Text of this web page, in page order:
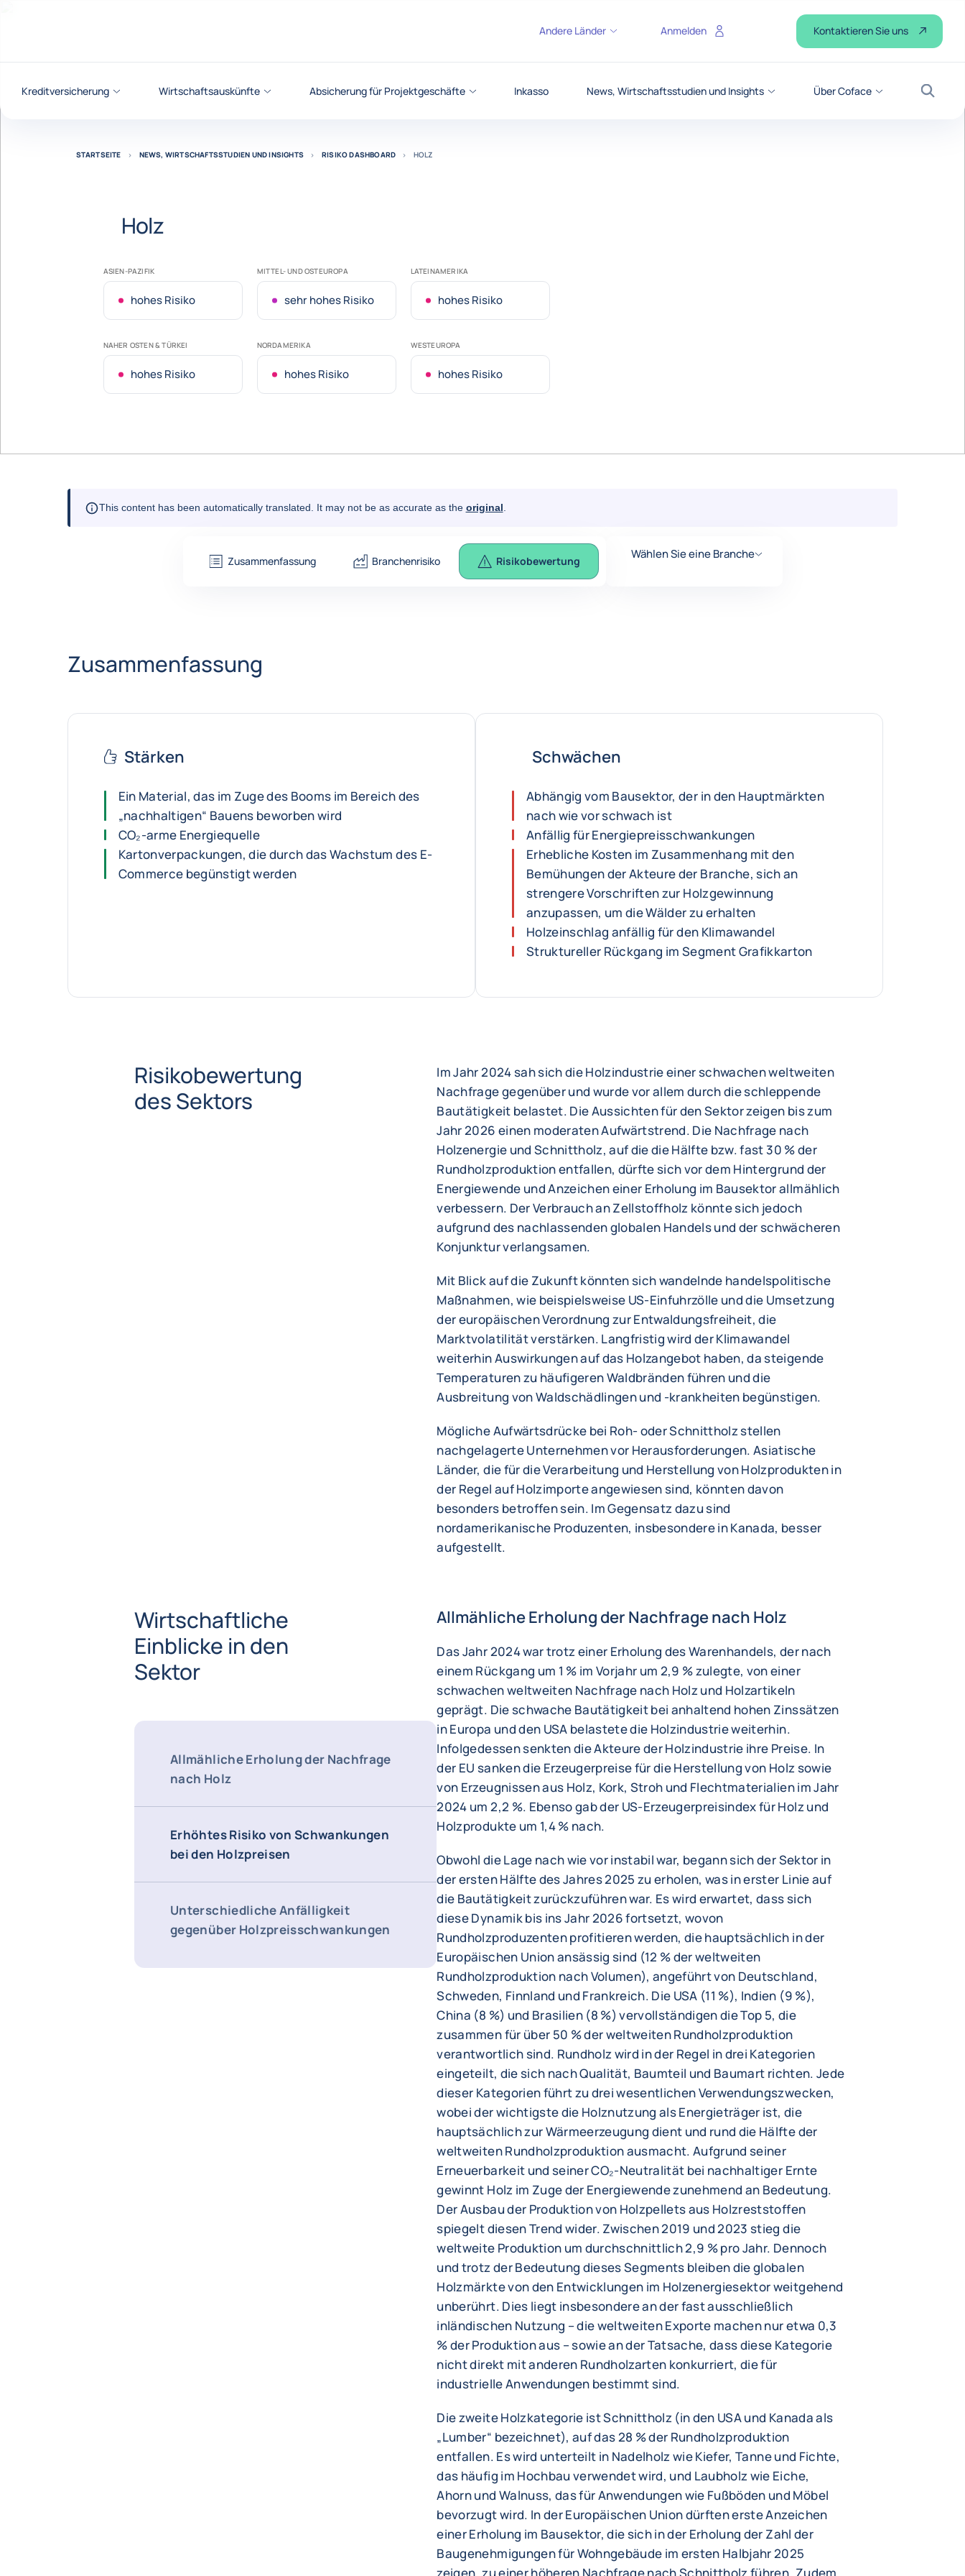
Kreditversicherung Wirtschaftsauskünfte Absicherung für Projektgeschäfte Inkasso News, Wirtschaftsstudien und Insights Über Coface
Suche
Andere Länder Anmelden Kontaktieren Sie uns
STARTSEITE NEWS, WIRTSCHAFTSSTUDIEN UND INSIGHTS RISIKO DASHBOARD HOLZ
Holz
ASIEN-PAZIFIK
hohes Risiko
MITTEL- UND OSTEUROPA
sehr hohes Risiko
LATEINAMERIKA
hohes Risiko
NAHER OSTEN & TÜRKEI
hohes Risiko
NORDAMERIKA
hohes Risiko
WESTEUROPA
hohes Risiko
This content has been automatically translated. It may not be as accurate as the original
Zusammenfassung Branchenrisiko Risikobewertung Wählen Sie eine Branche
Zusammenfassung
Stärken
Ein Material, das im Zuge des Booms im Bereich des
„nachhaltigen“ Bauens beworben wird
CO₂-arme Energiequelle
Kartonverpackungen, die durch das Wachstum des E-
Commerce begünstigt werden
Schwächen
Abhängig vom Bausektor, der in den Hauptmärkten
nach wie vor schwach ist
Anfällig für Energiepreisschwankungen
Erhebliche Kosten im Zusammenhang mit den
Bemühungen der Akteure der Branche, sich an
strengere Vorschriften zur Holzgewinnung
anzupassen, um die Wälder zu erhalten
Holzeinschlag anfällig für den Klimawandel
Struktureller Rückgang im Segment Grafikkarton
Risikobewertung
des Sektors
Im Jahr 2024 sah sich die Holzindustrie einer schwachen weltweiten
Nachfrage gegenüber und wurde vor allem durch die schleppende
Bautätigkeit belastet. Die Aussichten für den Sektor zeigen bis zum
Jahr 2026 einen moderaten Aufwärtstrend. Die Nachfrage nach
Holzenergie und Schnittholz, auf die die Hälfte bzw. fast 30 % der
Rundholzproduktion entfallen, dürfte sich vor dem Hintergrund der
Energiewende und Anzeichen einer Erholung im Bausektor allmählich
verbessern. Der Verbrauch an Zellstoffholz könnte sich jedoch
aufgrund des nachlassenden globalen Handels und der schwächeren
Konjunktur verlangsamen.
Mit Blick auf die Zukunft könnten sich wandelnde handelspolitische
Maßnahmen, wie beispielsweise US-Einfuhrzölle und die Umsetzung
der europäischen Verordnung zur Entwaldungsfreiheit, die
Marktvolatilität verstärken. Langfristig wird der Klimawandel
weiterhin Auswirkungen auf das Holzangebot haben, da steigende
Temperaturen zu häufigeren Waldbränden führen und die
Ausbreitung von Waldschädlingen und -krankheiten begünstigen.
Mögliche Aufwärtsdrücke bei Roh- oder Schnittholz stellen
nachgelagerte Unternehmen vor Herausforderungen. Asiatische
Länder, die für die Verarbeitung und Herstellung von Holzprodukten in
der Regel auf Holzimporte angewiesen sind, könnten davon
besonders betroffen sein. Im Gegensatz dazu sind
nordamerikanische Produzenten, insbesondere in Kanada, besser
aufgestellt.
Wirtschaftliche
Einblicke in den
Sektor
Allmähliche Erholung der Nachfrage
nach Holz
Erhöhtes Risiko von Schwankungen
bei den Holzpreisen
Unterschiedliche Anfälligkeit
gegenüber Holzpreisschwankungen
Allmähliche Erholung der Nachfrage nach Holz
Das Jahr 2024 war trotz einer Erholung des Warenhandels, der nach
einem Rückgang um 1 % im Vorjahr um 2,9 % zulegte, von einer
schwachen weltweiten Nachfrage nach Holz und Holzartikeln
geprägt. Die schwache Bautätigkeit bei anhaltend hohen Zinssätzen
in Europa und den USA belastete die Holzindustrie weiterhin.
Infolgedessen senkten die Akteure der Holzindustrie ihre Preise. In
der EU sanken die Erzeugerpreise für die Herstellung von Holz sowie
von Erzeugnissen aus Holz, Kork, Stroh und Flechtmaterialien im Jahr
2024 um 2,2 %. Ebenso gab der US-Erzeugerpreisindex für Holz und
Holzprodukte um 1,4 % nach.
Obwohl die Lage nach wie vor instabil war, begann sich der Sektor in
der ersten Hälfte des Jahres 2025 zu erholen, was in erster Linie auf
die Bautätigkeit zurückzuführen war. Es wird erwartet, dass sich
diese Dynamik bis ins Jahr 2026 fortsetzt, wovon
Rundholzproduzenten profitieren werden, die hauptsächlich in der
Europäischen Union ansässig sind (12 % der weltweiten
Rundholzproduktion nach Volumen), angeführt von Deutschland,
Schweden, Finnland und Frankreich. Die USA (11 %), Indien (9 %),
China (8 %) und Brasilien (8 %) vervollständigen die Top 5, die
zusammen für über 50 % der weltweiten Rundholzproduktion
verantwortlich sind. Rundholz wird in der Regel in drei Kategorien
eingeteilt, die sich nach Qualität, Baumteil und Baumart richten. Jede
dieser Kategorien führt zu drei wesentlichen Verwendungszwecken,
wobei der wichtigste die Holznutzung als Energieträger ist, die
hauptsächlich zur Wärmeerzeugung dient und rund die Hälfte der
weltweiten Rundholzproduktion ausmacht. Aufgrund seiner
Erneuerbarkeit und seiner CO₂-Neutralität bei nachhaltiger Ernte
gewinnt Holz im Zuge der Energiewende zunehmend an Bedeutung.
Der Ausbau der Produktion von Holzpellets aus Holzreststoffen
spiegelt diesen Trend wider. Zwischen 2019 und 2023 stieg die
weltweite Produktion um durchschnittlich 2,9 % pro Jahr. Dennoch
und trotz der Bedeutung dieses Segments bleiben die globalen
Holzmärkte von den Entwicklungen im Holzenergiesektor weitgehend
unberührt. Dies liegt insbesondere an der fast ausschließlich
inländischen Nutzung – die weltweiten Exporte machen nur etwa 0,3
% der Produktion aus – sowie an der Tatsache, dass diese Kategorie
nicht direkt mit anderen Rundholzarten konkurriert, die für
industrielle Anwendungen bestimmt sind.
Die zweite Holzkategorie ist Schnittholz (in den USA und Kanada als
„Lumber“ bezeichnet), auf das 28 % der Rundholzproduktion
entfallen. Es wird unterteilt in Nadelholz wie Kiefer, Tanne und Fichte,
das häufig im Hochbau verwendet wird, und Laubholz wie Eiche,
Ahorn und Walnuss, das für Anwendungen wie Fußböden und Möbel
bevorzugt wird. In der Europäischen Union dürften erste Anzeichen
einer Erholung im Bausektor, die sich in der Erholung der Zahl der
Baugenehmigungen für Wohngebäude im ersten Halbjahr 2025